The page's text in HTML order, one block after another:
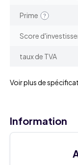
Prime
Score
taux de TVA
Voir plus de
Information